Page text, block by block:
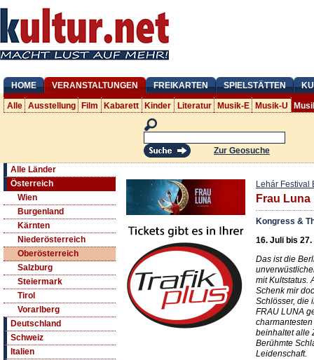
HOME VERANSTALTUNGEN FREIKARTEN SPIELSTÄTTEN
Alle Ausstellung Film Kabarett Kinder Literatur Musik-E Musik-U
Zur Geosuche
Alle Länder
Österreich
Wien
Burgenland
Kärnten
Niederösterreich
Oberösterreich
Salzburg
Steiermark
Tirol
Vorarlberg
Deutschland
Schweiz
Italien
Lehár Festival
Frau Luna
Kongress &
16. Juli bis
Das ist die
mit Kultstatus.
Schenk mir
Schlösser, die
FRAU LUNA
beinhaltet alle
Berühmte
Leidenschaft.